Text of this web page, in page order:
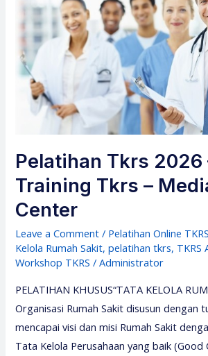
Pelatihan Tkrs 2026
Training Tkrs –
Center
Leave a Comment / Pelatihan Online TKRS
Kelola Rumah Sakit,pelatihan tkrs, TKRS
Workshop TKRS /Administrator
PELATIHAN KHUSUS“TATA KELOLA
Organisasi Rumah Sakit disusun dengan
mencapai visi dan misi Rumah Sakit
Tata Kelola Perusahaan yang baik